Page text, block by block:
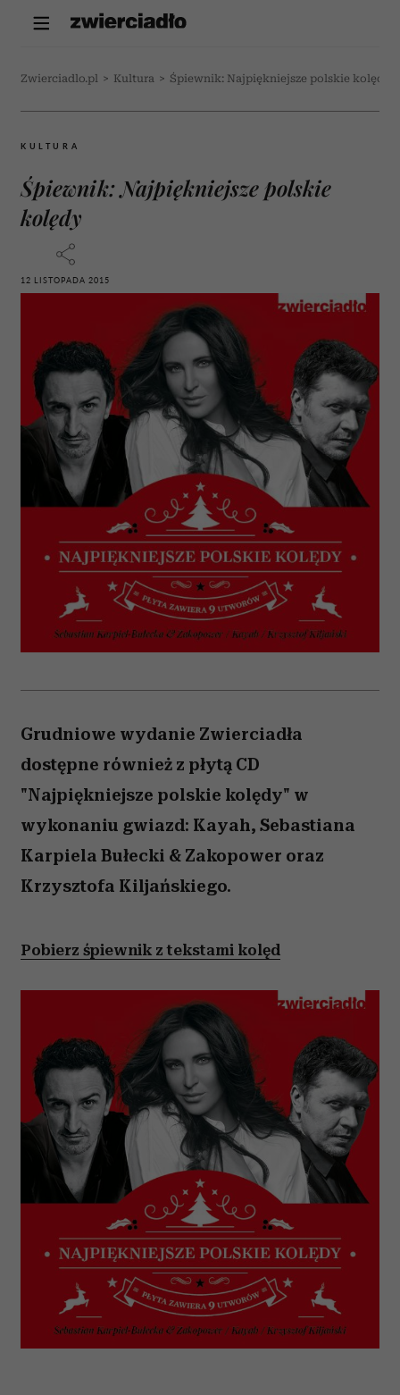
Zwierciadlo.pl > Kultura > Śpiewnik: Najpiękniejsze polskie kolędy
KULTURA
Śpiewnik: Najpiękniejsze polskie
kolędy
12 LISTOPADA 2015
Grudniowe wydanie Zwierciadła
dostępne również z płytą CD
"Najpiękniejsze polskie kolędy" w
wykonaniu gwiazd: Kayah, Sebastiana
Karpiela Bułecki & Zakopower oraz
Krzysztofa Kiljańskiego.
Pobierz śpiewnik z tekstami kolęd